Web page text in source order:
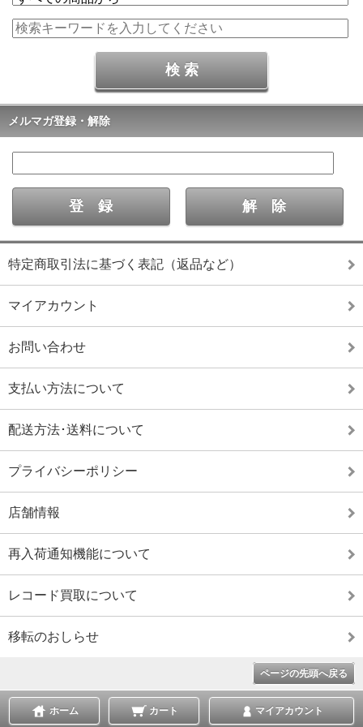
メルマガ登録・解除
特定商取引法に基づく表記（返品など）
マイアカウント
お問い合わせ
支払い方法について
配送方法･送料について
プライバシーポリシー
店舗情報
再入荷通知機能について
レコード買取について
移転のおしらせ
ページの先頭へ戻る
ホーム カート マイアカウント